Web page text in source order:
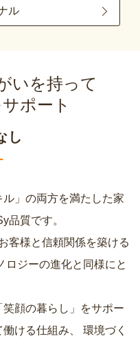
ル
いを持って
ポート
し
ル」の両方を満たした家
品質です。
客様と信頼関係を築ける
顔の暮らし」をサポー
ける仕組み、